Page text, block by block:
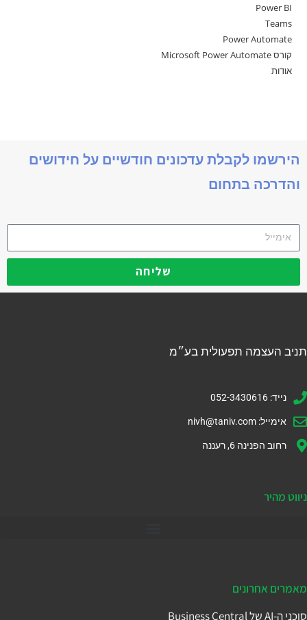
Power BI
Teams
Power Automate
קורס Microsoft Power Automate
אודות
הירשמו לקבלת עדכונים חודשיים על חידושים
והדרכה בתחום
שליחה
תניב העצמה תפעולית בע״מ
נייד: 052-3430616
אימייל: nivh@taniv.com
רחוב הפנינה 6, רעננה
ניווט מהיר
מאמרים אחרונים
סוכני ה-AI של Business Central